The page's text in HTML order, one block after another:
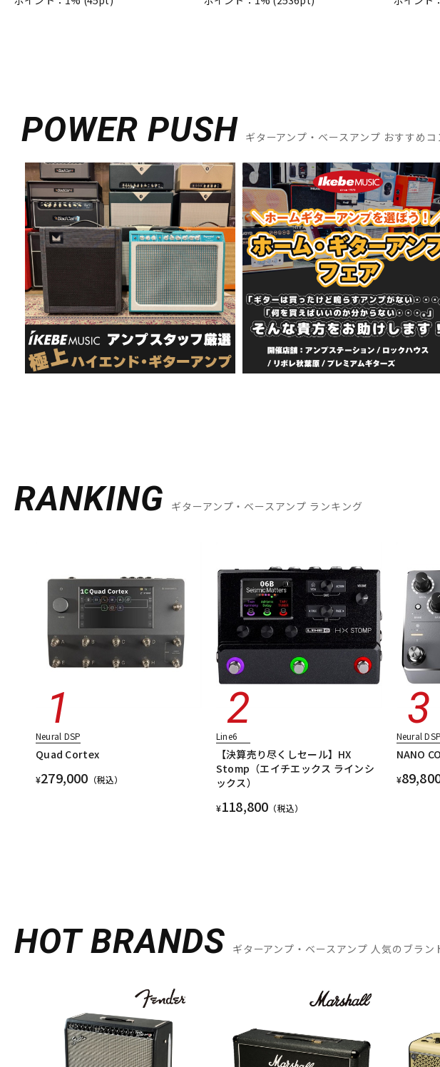
POWER PUSH ギターアンプ・ベースアンプ おすすめコ
RANKING ギターアンプ・ベースアンプ ランキング
Neural DSP
Quad Cortex
¥279,000 （税込）
Line6
【決算売り尽くしセール】HX
Stomp（エイチエックス ラインシ
ックス）
¥118,800 （税込）
Neural DSP
NANO
¥
HOT BRANDS ギターアンプ・ベースアンプ 人気のブラン